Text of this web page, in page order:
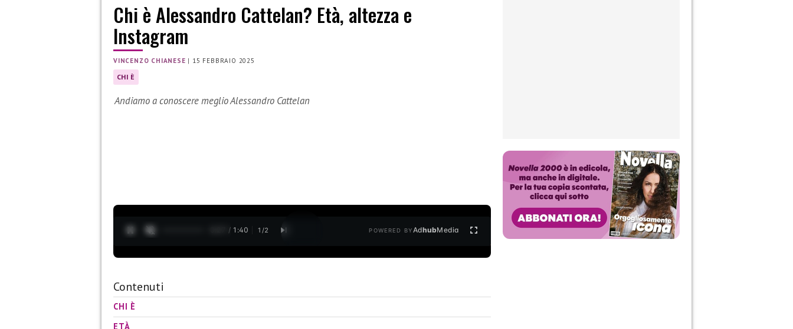
Chi è Alessandro Cattelan? Età, altezza e
Instagram
VINCENZO CHIANESE | 15 FEBBRAIO 2025
CHI È
Andiamo a conoscere meglio Alessandro Cattelan
0:28 / 1:40 1 /2 POWERED BYAdhubMedia
Contenuti
CHI È
ETÀ